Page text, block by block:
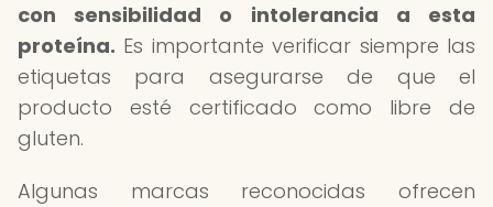
con sensibilidad o intolerancia a esta
proteína. Es importante verificar siempre las
etiquetas para asegurarse de que el
producto esté certificado como libre de
gluten.
Algunas marcas reconocidas ofrecen